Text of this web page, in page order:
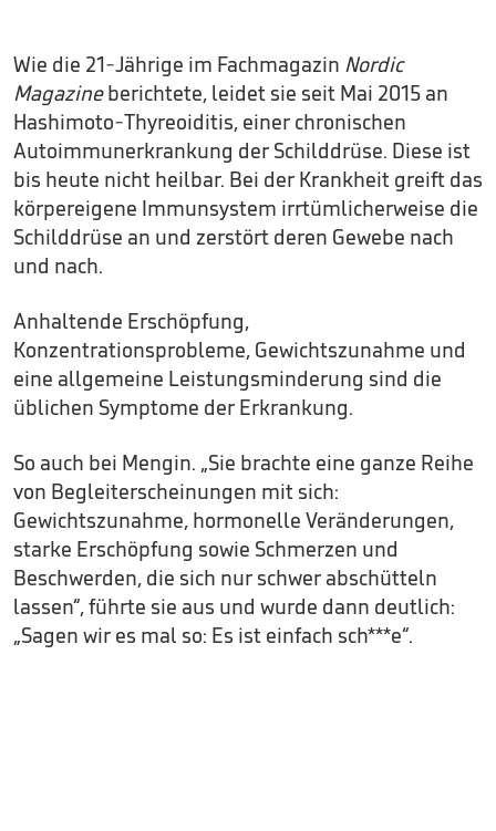
Wie die 21-Jährige im Fachmagazin Nordic
Magazineberichtete, leidet sie seit Mai 2015 an
Hashimoto-Thyreoiditis, einer chronischen
Autoimmunerkrankung der Schilddrüse. Diese ist
bis heute nicht heilbar. Bei der Krankheit greift das
körpereigene Immunsystem irrtümlicherweise die
Schilddrüse an und zerstört deren Gewebe nach
und nach.
Anhaltende Erschöpfung,
Konzentrationsprobleme, Gewichtszunahme und
eine allgemeine Leistungsminderung sind die
üblichen Symptome der Erkrankung.
So auch bei Mengin. „Sie brachte eine ganze Reihe
von Begleiterscheinungen mit sich:
Gewichtszunahme, hormonelle Veränderungen,
starke Erschöpfung sowie Schmerzen und
Beschwerden, die sich nur schwer abschütteln
lassen“, führte sie aus und wurde dann deutlich:
„Sagen wir es mal so: Es ist einfach sch***e“.